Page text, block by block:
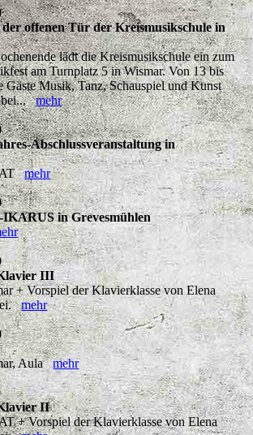
offenen Tür der Kreismusikschule in
lädt die Kreismusikschule ein zum
am Turnplatz 5 in Wismar. Von 13 bis
Gäste Musik, Tanz, Schauspiel und Kunst
bei...mehr
Abschlussveranstaltung in
mehr
IKARUS in Grevesmühlen
III
+ Vorspiel der Klavierklasse von Elena
mehr
Aulamehr
II
+ Vorspiel der Klavierklasse von Elena